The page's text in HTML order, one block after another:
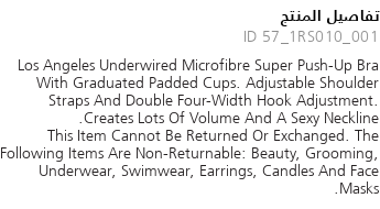
تفاصيل المنتج
ID 57_1RS010_001
Los Angeles Underwired Microfibre Super Push-Up Bra
With Graduated Padded Cups. Adjustable Shoulder
Straps And Double Four-Width Hook Adjustment.
Creates Lots Of Volume And A Sexy Neckline.
This Item Cannot Be Returned Or Exchanged. The
Following Items Are Non-Returnable: Beauty, Grooming,
Underwear, Swimwear, Earrings, Candles And Face
Masks.